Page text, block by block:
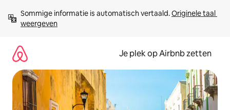
direct
naar
Sommige informatie is automatisch vertaald. Originele taal
weergeven
Je plek op Airbnb zetten